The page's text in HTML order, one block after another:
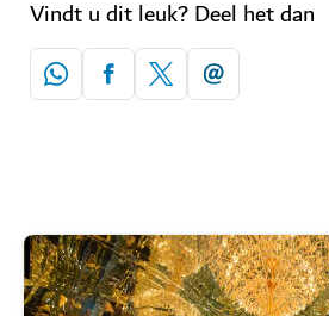
Vindt u dit leuk? Deel het dan